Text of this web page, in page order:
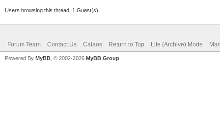
elseif temp > 28.0
str = "set
Users browsing this thread: 1 Guest(s)
Forum Team Contact Us Calaos Return to Top Lite (Archive) Mode
Powered By MyBB , © 2002-2026 MyBB Group